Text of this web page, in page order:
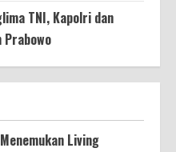
TNI, Kapolri dan
Prabowo
Living